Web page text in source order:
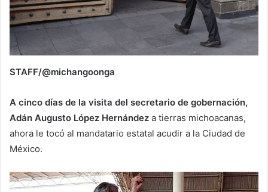
STAFF/@michangoonga
A cinco días de la visita del secretario de gobernación,
Adán Augusto López Hernández a tierras michoacanas,
ahora le tocó al mandatario estatal acudir a la Ciudad de
México.